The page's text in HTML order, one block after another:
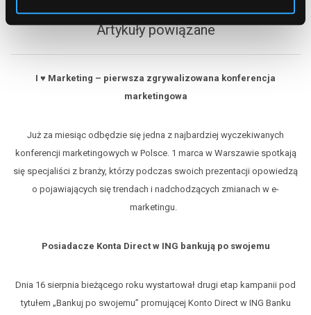
Artykuły powiązane
I ♥ Marketing – pierwsza zgrywalizowana konferencja
marketingowa
Już za miesiąc odbędzie się jedna z najbardziej wyczekiwanych
konferencji marketingowych w Polsce. 1 marca w Warszawie spotkają
się specjaliści z branży, którzy podczas swoich prezentacji opowiedzą
o pojawiających się trendach i nadchodzących zmianach w e-
marketingu.
Posiadacze Konta Direct w ING bankują po swojemu
Dnia 16 sierpnia bieżącego roku wystartował drugi etap kampanii pod
tytułem „Bankuj po swojemu” promującej Konto Direct w ING Banku